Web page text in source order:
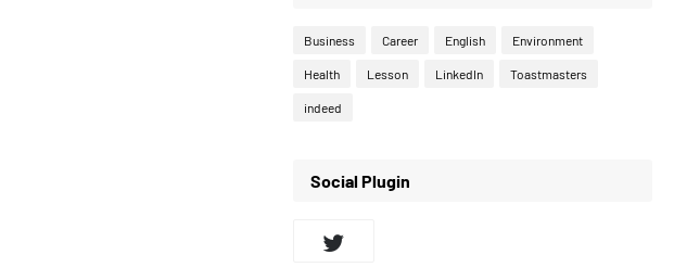
Business Career English Environment
Health Lesson LinkedIn Toastmasters
indeed
Social Plugin